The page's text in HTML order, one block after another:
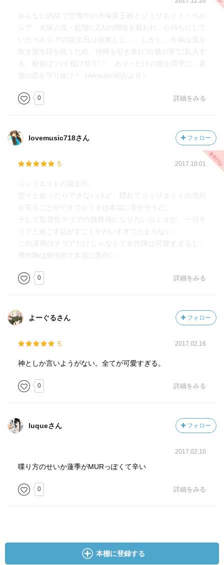
みんなに内緒で交際中の犬塚露壬雄とジュリエット・ペル
シア。犬塚の兄・藍瑠に2人の関係を疑われ、心待ちにして
いたペルシアの誕生日は台無しに…。しかし、犬塚は兄を
欺き誕生日を祝うため、仲間を引き連れ“白猫の寮”に乱入す
る。秘策は“パイ投げ祭り”！ ありったけの愛を両手に、真
実の恋を守り抜け！（Amazon紹介より）
0 詳細をみる
lovemusic718さん フォロー
5 2017.10.01
ジュリエットの誕生日。
堂々と会ったりできないけど、隠れてジュリエットの笑顔
を見ることができてロミオは本当に幸せそうだ。
そして監督生テリアの雑務係になりたいロミオが、一日テ
リアと過ごす話がすごくかわいすぎてたまらない。
この漫画はテリアだけじゃなくて女性陣は可愛すぎるし、
男性陣は個性的で本当に面白い。
0 詳細をみる
よーぐるさん フォロー
5 2017.02.16
神としか言いようがない。全てが可愛すぎる。
0 詳細をみる
luqueさん フォロー
2017.02.10
喋り方のせいか蓮季がMURっぽくて辛い
0 詳細をみる
本棚に登録する